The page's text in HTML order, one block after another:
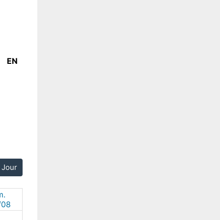
EN
Jour